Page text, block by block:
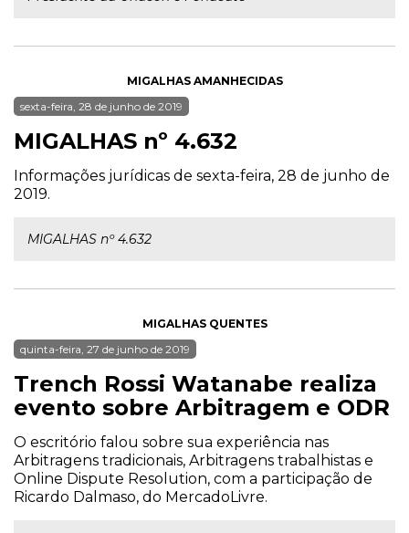
MIGALHAS AMANHECIDAS
sexta-feira, 28 de junho de 2019
MIGALHAS nº 4.632
Informações jurídicas de sexta-feira, 28 de junho de
2019.
MIGALHAS nº 4.632
MIGALHAS QUENTES
quinta-feira, 27 de junho de 2019
Trench Rossi Watanabe realiza
evento sobre Arbitragem e ODR
O escritório falou sobre sua experiência nas
Arbitragens tradicionais, Arbitragens trabalhistas e
Online Dispute Resolution, com a participação de
Ricardo Dalmaso, do MercadoLivre.